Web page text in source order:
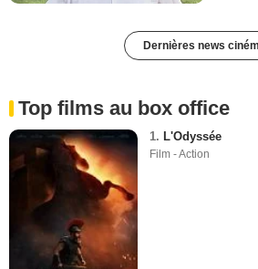
Dernières news
Top films au box office
1. L'Odyssée
Film - Action